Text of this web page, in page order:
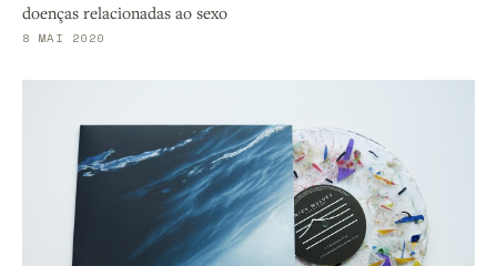
doenças relacionadas ao sexo
8 MAI 2020